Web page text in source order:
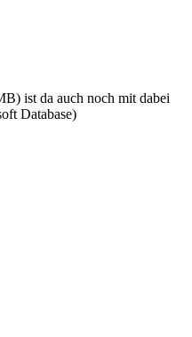
ist da auch noch mit dabei
Database)